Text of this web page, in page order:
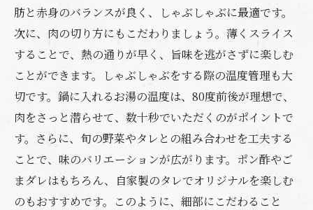
肪と赤身のバランスが良く、しゃぶしゃぶに最適です。
次に、肉の切り方にもこだわりましょう。薄くスライス
することで、熱の通りが早く、旨味を逃がさずに楽しむ
ことができます。しゃぶしゃぶをする際の温度管理も大
切です。鍋に入れるお湯の温度は、80度前後が理想で、
肉をさっと潜らせて、数十秒でいただくのがポイントで
す。さらに、旬の野菜やタレとの組み合わせを工夫する
ことで、味のバリエーションが広がります。ポン酢やご
まダレはもちろん、自家製のタレでオリジナルを楽しむ
のもおすすめです。このように、細部にこだわること